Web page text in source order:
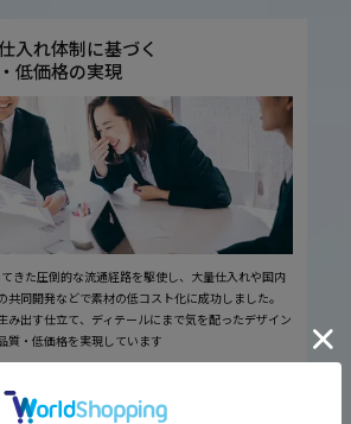
入れ体制に基づく
低価格の実現
きた圧倒的な流通経路を駆使し、大量仕入れや国内
共同開発などで素材の低コスト化に成功しました。
み出す仕立て、ディテールにまで気を配ったデザイン
質・低価格を実現しています
品質管理体制に基づく